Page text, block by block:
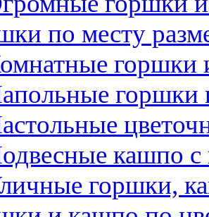
по месту
горшки
горшки
кашпо с
горшки,